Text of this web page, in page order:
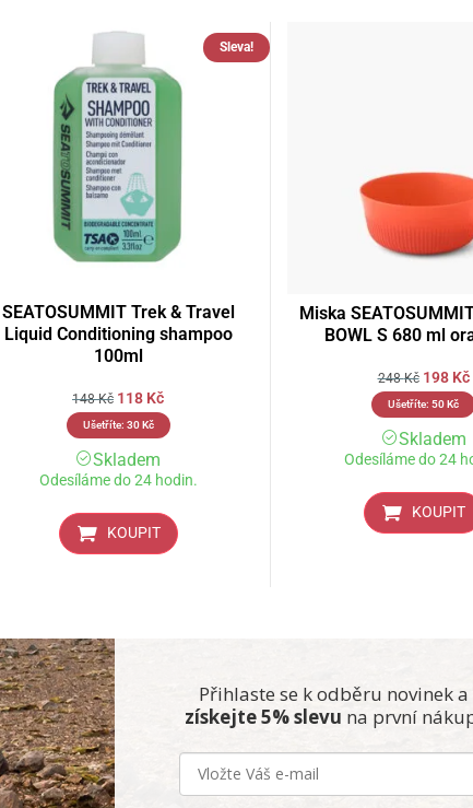
Sleva!
SEATOSUMMIT Trek & Travel
Liquid Conditioning shampoo
100ml
148Kč 118 Kč
Ušetříte: 30Kč
Skladem
Odesíláme do 24 hodin.
KOUPIT
Miska
BOWL S 680 ml
248Kč 198 Kč
Ušetříte: 50Kč
Skladem
Odesíláme do 24
KOUPIT
Přihlaste se k odběru novinek a
získejte 5% slevu na první